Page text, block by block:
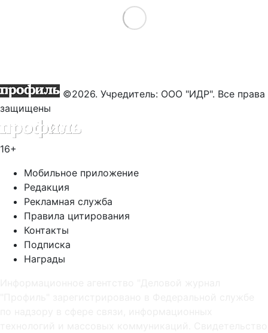
Load More
©2026. Учредитель: ООО "ИДР". Все права
защищены
16+
Мобильное приложение
Редакция
Рекламная служба
Правила цитирования
Контакты
Подписка
Награды